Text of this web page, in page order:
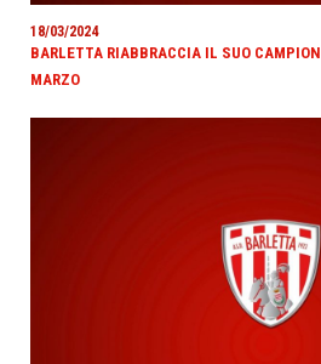
18/03/2024
BARLETTA RIABBRACCIA IL SUO
MARZO